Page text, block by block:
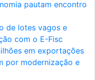
pautam encontro
de lotes vagos e
com o E-Fisc
em exportações
por modernização e